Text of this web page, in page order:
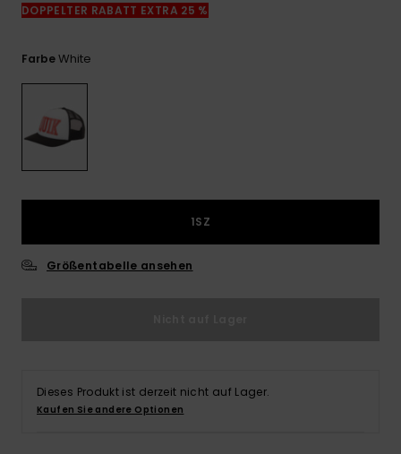
DOPPELTER RABATT EXTRA 25 %
FarbeWhite
1SZ
Größentabelle ansehen
Dieses Produkt ist derzeit nicht auf Lager.
Kaufen Sie andere Optionen